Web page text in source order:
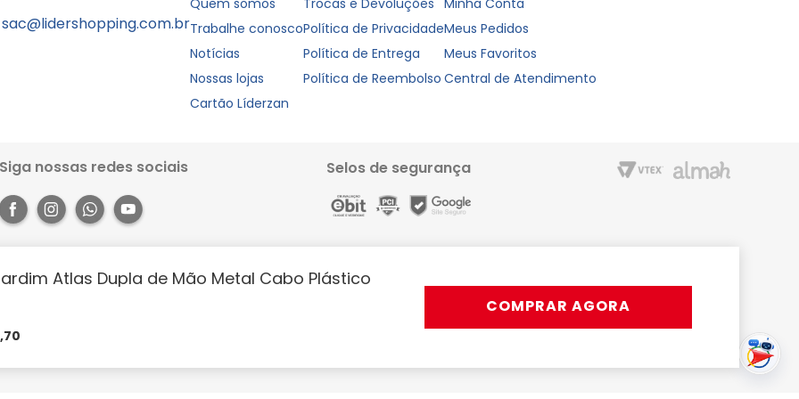
Atlas Dupla de Mão Metal Cabo Plástico
,70
COMPRAR AGORA
sac@lidershopping.com.br
Quem somos
Trabalhe conosco
Notícias
Nossas lojas
Cartão Líderzan
Trocas e Devoluções
Política de Privacidade
Política de Entrega
Política de Reembolso
Minha Conta
Meus Pedidos
Meus Favoritos
Central de Atendimento
Siga nossas redes sociais Selos de segurança
dos Pariquis, 1056 - Jurunas, Belém - PA, 66033-590. Site 100% seguro, com entrega rápida e condições especiais para o Cartão Liderzan.
e muito mais. Aproveite a agilidade, praticidade e comodidade que o Líder Shopping proporciona. Acesse o site ou o App
notificação. Todas as imagens neste site são de efeito meramente ilustrativos, podendo ocorrer variações.